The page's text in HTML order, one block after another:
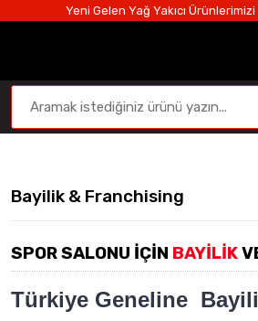
Yeni Gelen Yağ Yakıcı
Bayilik & Franchising
SPOR SALONU İÇİN BAYİLİK
Türkiye Geneline